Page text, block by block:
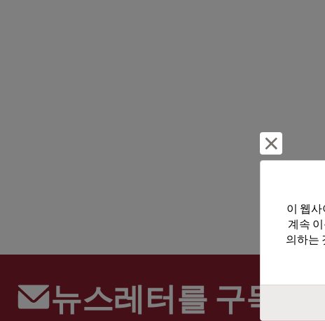
뉴스레터를 구독하
이 웹
계속
의하는